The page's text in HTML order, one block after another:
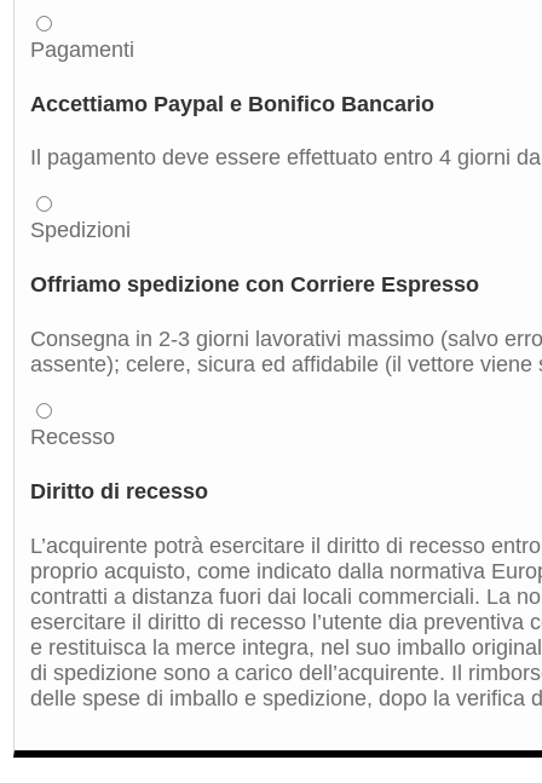
Pagamenti
Accettiamo Paypal e Bonifico Bancario
Il pagamento deve essere effettuato entro 4 giorni
Spedizioni
Offriamo spedizione con Corriere Espresso
Consegna in 2-3 giorni lavorativi massimo (salvo
assente); celere, sicura ed affidabile (il vettore
Recesso
Diritto di recesso
L’acquirente potrà esercitare il diritto di recesso
proprio acquisto, come indicato dalla normativa
contratti a distanza fuori dai locali commerciali. La
esercitare il diritto di recesso l’utente dia preventiva
e restituisca la merce integra, nel suo imballo
di spedizione sono a carico dell’acquirente. Il
delle spese di imballo e spedizione, dopo la verifica